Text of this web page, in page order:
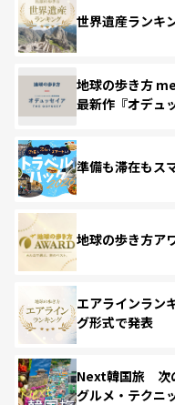
世界遺産ランキ
地球の歩き方
最新作『オデュ
準備も滞在もス
地球の歩き方ア
エアラインラン
グ形式で発表
Next韓国旅 次
グルメ・テクニ